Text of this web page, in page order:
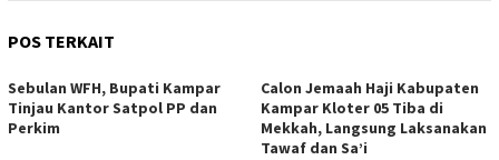
POS TERKAIT
Sebulan WFH, Bupati Kampar
Tinjau Kantor Satpol PP dan
Perkim
Calon Jemaah Haji Kabupaten
Kampar Kloter 05 Tiba di
Mekkah, Langsung Laksanakan
Tawaf dan Sa’i